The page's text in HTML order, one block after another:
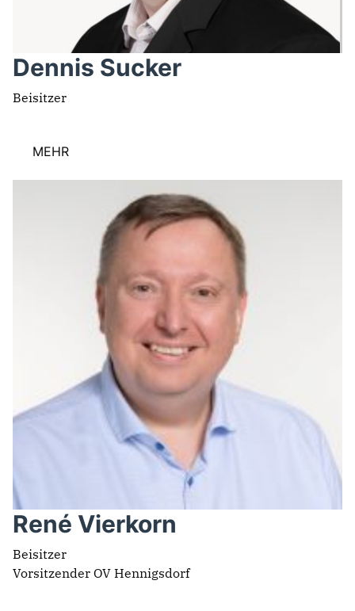
Dennis Sucker
Beisitzer
MEHR
René Vierkorn
Beisitzer
Vorsitzender OV Hennigsdorf